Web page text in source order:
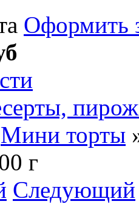
Оформить
Мини торты
г
Следующий